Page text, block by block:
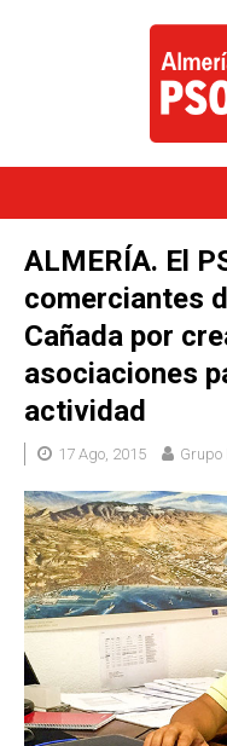
ALMERÍA. El
comerciantes
Cañada por
asociaciones
actividad
17 Ago, 2015